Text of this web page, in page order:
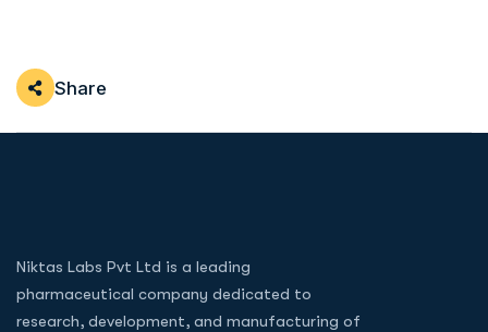
Share
Niktas Labs Pvt Ltd is a leading
pharmaceutical company dedicated to
research, development, and manufacturing of